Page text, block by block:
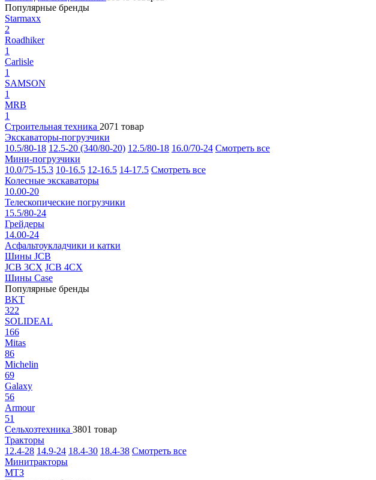
Популярные бренды
Starmaxx
2
Roadhiker
1
Carlisle
1
SAMSON
1
MRB
1
Строительная техника 2071 товар
Экскаваторы-погрузчики
10.5/80-18 12.5-20 (340/80-20) 12.5/80-18 16.0/70-24 Смотреть все
Мини-погрузчики
10.0/75-15.3 10-16.5 12-16.5 14-17.5 Смотреть все
Колесные экскаваторы
10.00-20
Телескопические погрузчики
15.5/80-24
Грейдеры
14.00-24
Асфальтоукладчики и катки
Шины JCB
JCB 3CX JCB 4CX
Шины Case
Популярные бренды
BKT
322
SOLIDEAL
166
Mitas
86
Michelin
69
Galaxy
56
Armour
51
Сельхозтехника 3801 товар
Тракторы
12.4-28 14.9-24 18.4-30 18.4-38 Смотреть все
Минитракторы
МТЗ